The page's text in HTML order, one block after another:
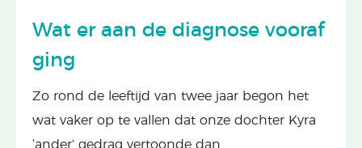
Wat er aan de diagnose vooraf
ging
Zo rond de leeftijd van twee jaar begon het
wat vaker op te vallen dat onze dochter Kyra
‘ander’ gedrag vertoonde dan